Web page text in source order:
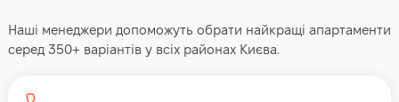
Наші менеджери допоможуть обрати найкращі апартаменти
серед 350+ варіантів у всіх районах Києва.